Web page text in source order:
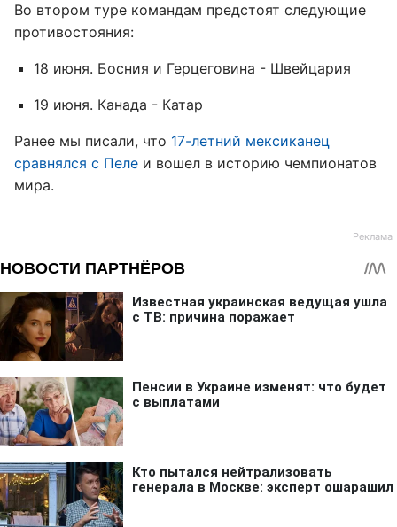
Во втором туре командам предстоят следующие
противостояния:
18 июня. Босния и Герцеговина - Швейцария
19 июня. Канада - Катар
Ранее мы писали, что 17-летний мексиканец
сравнялся с Пеле и вошел в историю чемпионатов
мира.